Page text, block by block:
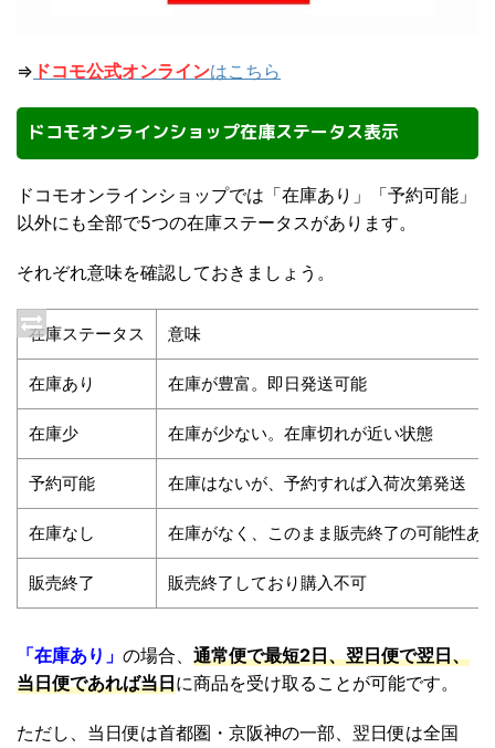
⇒ ドコモ公式オンラインはこちら
ドコモオンラインショップ在庫ステータス表示
ドコモオンラインショップでは「在庫あり」「予約可能」
以外にも全部で5つの在庫ステータスがあります。
それぞれ意味を確認しておきましょう。
在庫ステータス 意味
在庫あり 在庫が豊富。即日発送可能
在庫少 在庫が少ない。在庫切れが近い状態
予約可能 在庫はないが、予約すれば入荷次第発送
在庫なし 在庫がなく、このまま販売終了の可能性あ
販売終了 販売終了しており購入不可
「在庫あり」 の場合、 通常便で最短2日、翌日便で翌日、
当日便であれば当日に商品を受け取ることが可能です。
ただし、当日便は首都圏・京阪神の一部、翌日便は全国